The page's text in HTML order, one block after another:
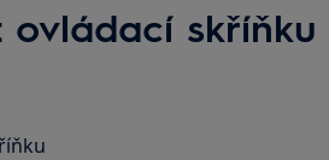
ovládací skříňku